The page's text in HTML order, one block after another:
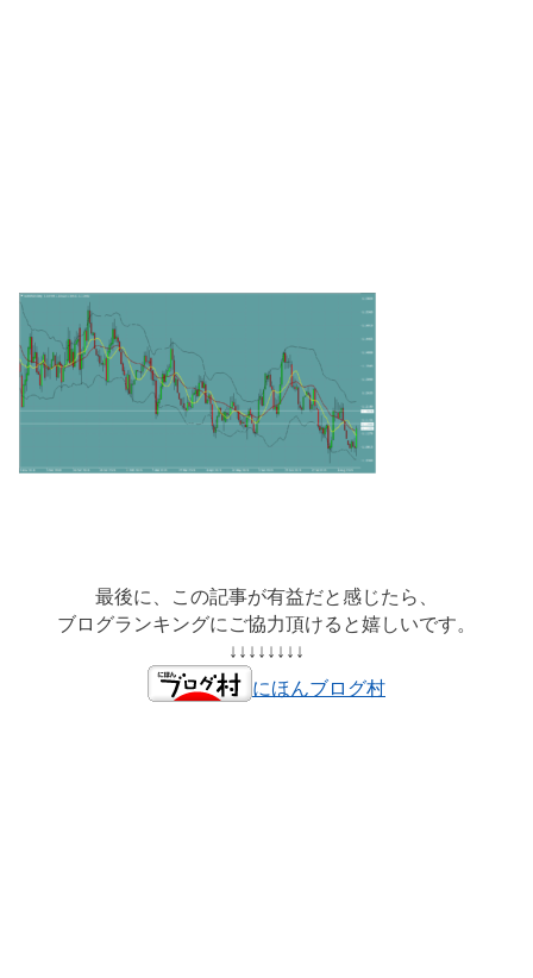
最後に、この記事が有益だと感じたら、
ブログランキングにご協力頂けると嬉しいです。
↓↓↓↓↓↓↓↓
にほんブログ村